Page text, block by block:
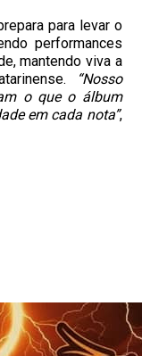
para levar o
performances
mantendo viva a
“Nosso
o que o álbum
em cada nota”,